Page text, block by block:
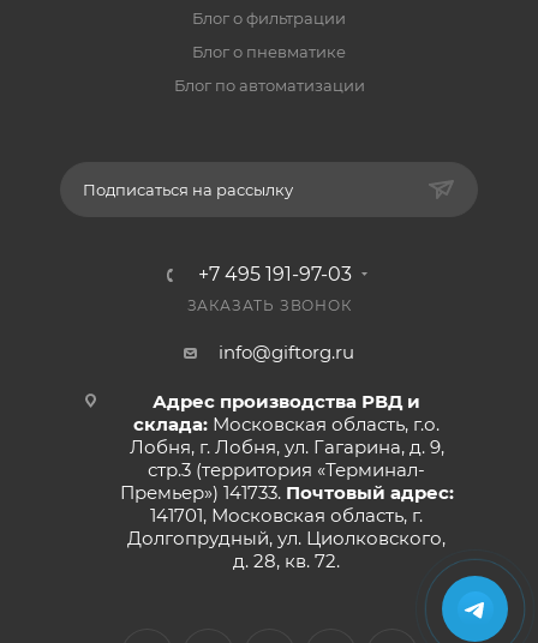
Блог о фильтрации
Блог о пневматике
Блог по автоматизации
Подписаться на рассылку
+7 495 191-97-03
ЗАКАЗАТЬ ЗВОНОК
info@giftorg.ru
Адрес производства РВД и
склада: Московская область, г.о.
Лобня, г. Лобня, ул. Гагарина, д. 9,
стр.3 (территория «Терминал-
Премьер») 141733. Почтовый адрес:
141701, Московская область, г.
Долгопрудный, ул. Циолковского,
д. 28, кв. 72.